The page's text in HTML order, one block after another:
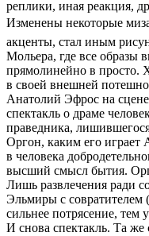
реплики, иная реакция,
Изменены некоторые
акценты, стал иным
Мольера, где все образы
прямолинейно в просто.
в своей внешней
Анатолий Эфрос на
спектакль о драме
праведника,
Оргон, каким его играет
в человека
высший смысл бытия.
Лишь развлечения ради
Эльмиры с совратителем
сильнее потрясение, тем
И снова спектакль. Та же